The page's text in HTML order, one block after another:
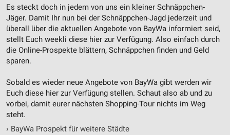
Es steckt doch in jedem von uns ein kleiner Schnäppchen-
Jäger. Damit Ihr nun bei der Schnäppchen-Jagd jederzeit und
überall über die aktuellen Angebote von BayWa informiert seid,
stellt Euch weekli diese hier zur Verfügung. Also einfach durch
die Online-Prospekte blättern, Schnäppchen finden und Geld
sparen.
Sobald es wieder neue Angebote von BayWa gibt werden wir
Euch diese hier zur Verfügung stellen. Schaut also ab und zu
vorbei, damit eurer nächsten Shopping-Tour nichts im Weg
steht.
› BayWa Prospekt für weitere Städte